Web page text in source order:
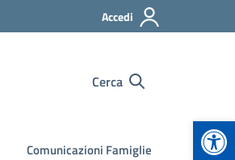
Accedi
Cerca
Comunicazioni Famiglie